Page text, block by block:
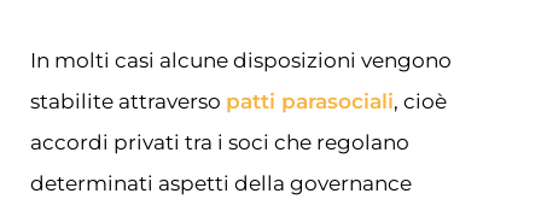
In molti casi alcune disposizioni vengono
stabilite attraverso patti parasociali, cioè
accordi privati tra i soci che regolano
determinati aspetti della governance